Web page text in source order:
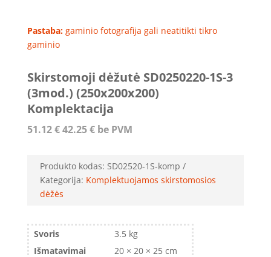
Pastaba:gaminio fotografija gali neatitikti tikro
gaminio
Skirstomoji dėžutė SD0250220-1S-3
(3mod.) (250x200x200)
Komplektacija
51.12€42.25€be PVM
Produkto kodas: SD02520-1S-komp
Kategorija: Komplektuojamos skirstomosios
dėžės
Svoris
3.5 kg
Išmatavimai
20 × 20 × 25 cm